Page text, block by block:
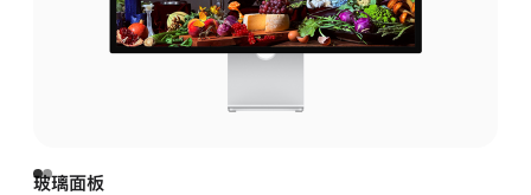
玻璃面板